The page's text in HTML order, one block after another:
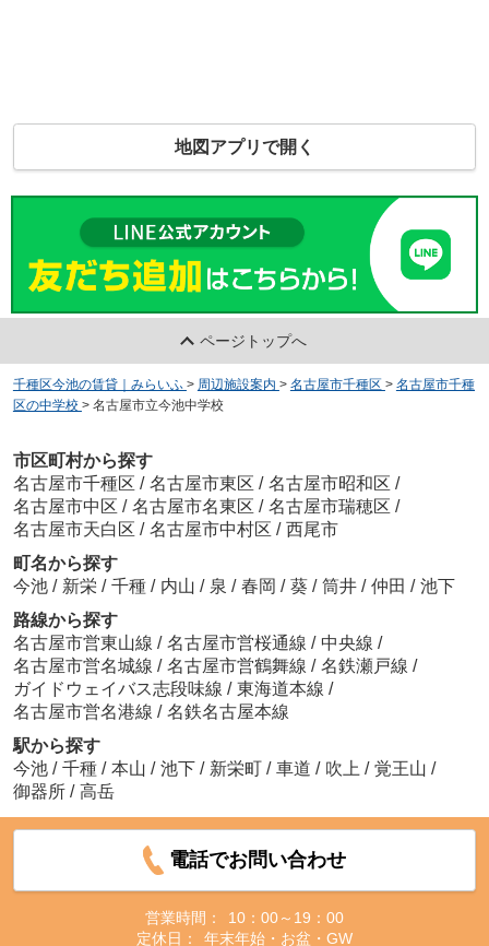
地図アプリで開く
ページトップへ
千種区今池の賃貸｜みらいふ > 周辺施設案内 > 名古屋市千種区 > 名古屋市千種
区の中学校 > 名古屋市立今池中学校
市区町村から探す
名古屋市千種区 / 名古屋市東区 / 名古屋市昭和区 /
名古屋市中区 / 名古屋市名東区 / 名古屋市瑞穂区 /
名古屋市天白区 / 名古屋市中村区 / 西尾市
町名から探す
今池 / 新栄 / 千種 / 内山 / 泉 / 春岡 / 葵 / 筒井 / 仲田 / 池下
路線から探す
名古屋市営東山線 / 名古屋市営桜通線 / 中央線 /
名古屋市営名城線 / 名古屋市営鶴舞線 / 名鉄瀬戸線 /
ガイドウェイバス志段味線 / 東海道本線 /
名古屋市営名港線 / 名鉄名古屋本線
駅から探す
今池 / 千種 / 本山 / 池下 / 新栄町 / 車道 / 吹上 / 覚王山 /
御器所 / 高岳
電話でお問い合わせ
営業時間：
10：00～19：00
定休日：
年末年始・お盆・GW